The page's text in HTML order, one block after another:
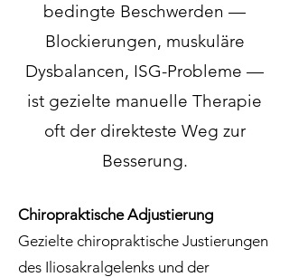
bedingte Beschwerden —
Blockierungen, muskuläre
Dysbalancen, ISG-Probleme —
ist gezielte manuelle Therapie
oft der direkteste Weg zur
Besserung.
Chiropraktische Adjustierung
Gezielte chiropraktische Justierungen
des Iliosakralgelenks und der